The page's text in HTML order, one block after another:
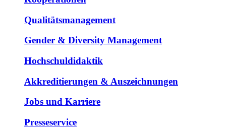
Qualitätsmanagement
Gender & Diversity Management
Hochschuldidaktik
Akkreditierungen & Auszeichnungen
Jobs und Karriere
Presseservice